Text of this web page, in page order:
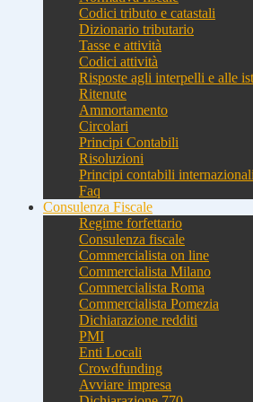
Codici tributo e catastali
Dizionario tributario
Tasse e attività
Codici attività
Risposte agli interpelli e alle
Ritenute
Ammortamento
Circolari
Principi Contabili
Risoluzioni
Principi contabili internazionali
Faq
Consulenza Fiscale
Regime forfettario
Consulenza fiscale
Commercialista on line
Commercialista Milano
Commercialista Roma
Commercialista Pomezia
Dichiarazione redditi
PMI
Enti Locali
Crowdfunding
Avviare impresa